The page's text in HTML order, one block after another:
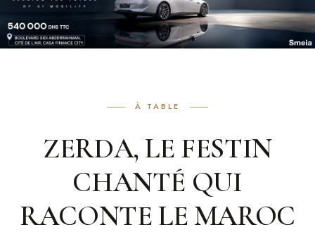
À TABLE
ZERDA, LE FESTIN
CHANTÉ QUI
RACONTE LE MAROC